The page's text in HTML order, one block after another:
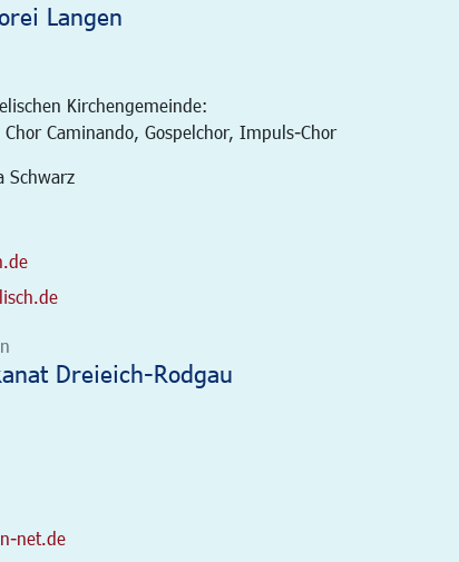
Langen
Kirchengemeinde:
Caminando, Gospelchor, Impuls-Chor
Schwarz
Dreieich-Rodgau
net.de